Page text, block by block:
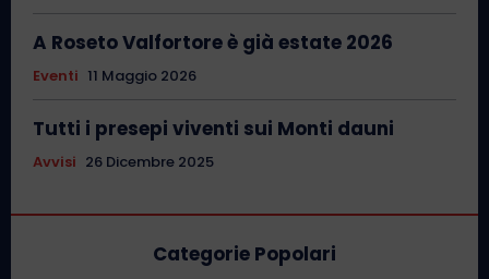
A Roseto Valfortore è già estate 2026
Eventi 11 Maggio 2026
Tutti i presepi viventi sui Monti dauni
Avvisi 26 Dicembre 2025
Categorie Popolari